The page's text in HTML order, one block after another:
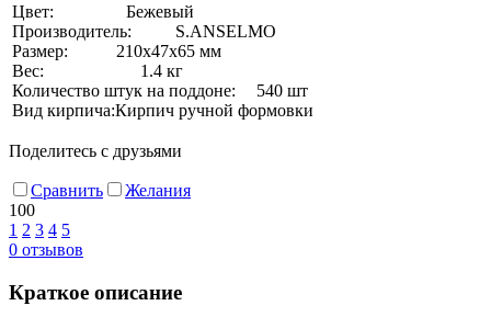
Цвет:
Бежевый
Производитель:
S.ANSELMO
Размер:
210х47х65 мм
Вес:
1.4 кг
Количество штук на поддоне:
540 шт
Вид кирпича:Кирпич ручной формовки
Поделитесь с друзьями
Сравнить
Желания
100
1 2 3 4 5
0 отзывов
Краткое описание